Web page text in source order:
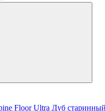
Floor Ultra Дуб